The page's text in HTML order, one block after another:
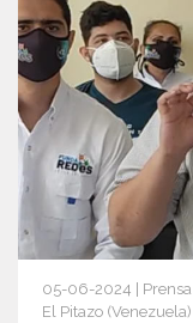
05-06-2024 | Prensa
El Pitazo (Venezuela)